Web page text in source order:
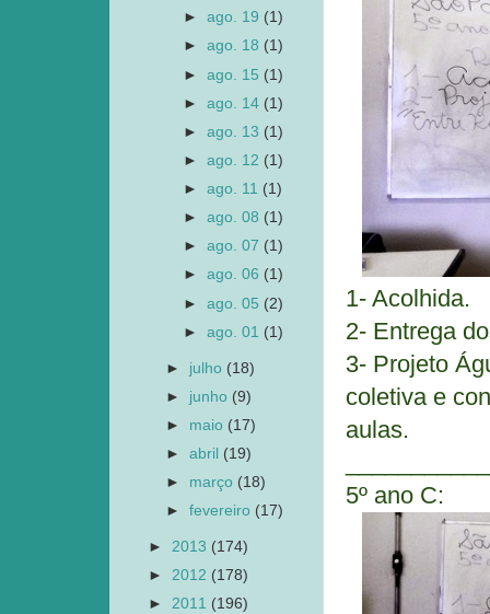
1- Acolhida.
2- Entrega
3- Projeto
coletiva e
aulas.
5º ano C:
►ago. 19 (1)
►ago. 18 (1)
►ago. 15 (1)
►ago. 14 (1)
►ago. 13 (1)
►ago. 12 (1)
►ago. 11 (1)
►ago. 08 (1)
►ago. 07 (1)
►ago. 06 (1)
►ago. 05 (2)
►ago. 01 (1)
► julho (18)
► junho (9)
► maio (17)
►abril (19)
► março (18)
►fevereiro (17)
► 2013 (174)
► 2012 (178)
► 2011 (196)